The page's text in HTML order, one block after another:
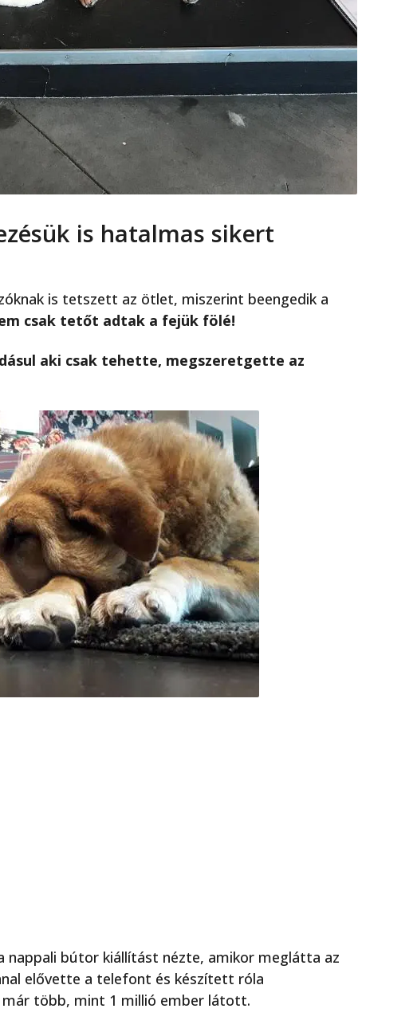
is hatalmas sikert
is tetszett az ötlet, miszerint beengedik a
csak tetőt adtak a fejük fölé!
aki csak tehette, megszeretgette az
nappali bútor kiállítást nézte, amikor meglátta az
elővette a telefont és készített róla
több, mint 1 millió ember látott.